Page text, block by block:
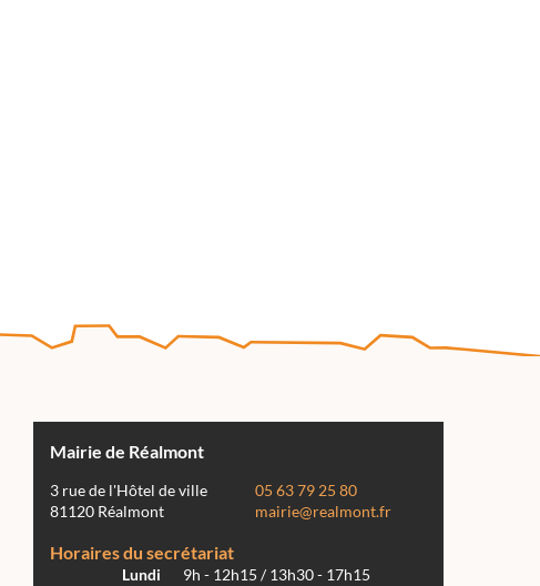
Mairie de Réalmont
3 rue de l'Hôtel de ville
81120 Réalmont
05 63 79 25 80
mairie@realmont.fr
Horaires du secrétariat
Lundi
9h - 12h15 / 13h30 - 17h15